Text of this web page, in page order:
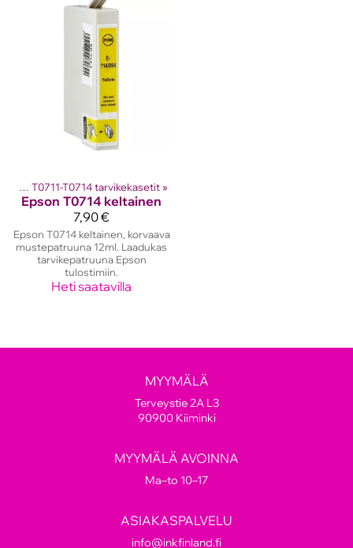
Epson T0711-T0714 tarvikekasetit ‪»
Epson T0714 keltainen
7,90 €
Epson T0714 keltainen, korvaava
mustepatruuna 12ml. Laadukas
tarvikepatruuna Epson
tulostimiin.
Heti saatavilla
MYYMÄLÄ
Terveystie 2A L3
90900 Kiiminki
MYYMÄLÄ AVOINNA
Ma–to 10–17
ASIAKASPALVELU
info@inkfinland.fi